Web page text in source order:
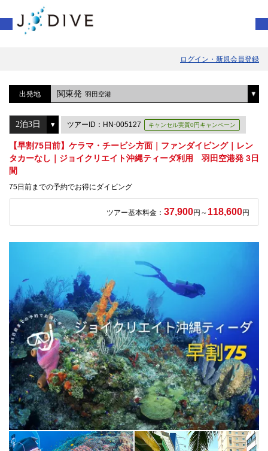
ログイン・新規会員登録
出発地 関東発 羽田空港
ツアーID：HN-005127 キャンセル実質0円キャンペーン
【早割75日前】ケラマ・チービシ方面｜ファンダイビング｜レン
タカーなし｜ジョイクリエイト沖縄ティーダ利用 羽田空港発 3日
間
75日前までの予約でお得にダイビング
ツアー基本料金： 37,900円～ 118,600円